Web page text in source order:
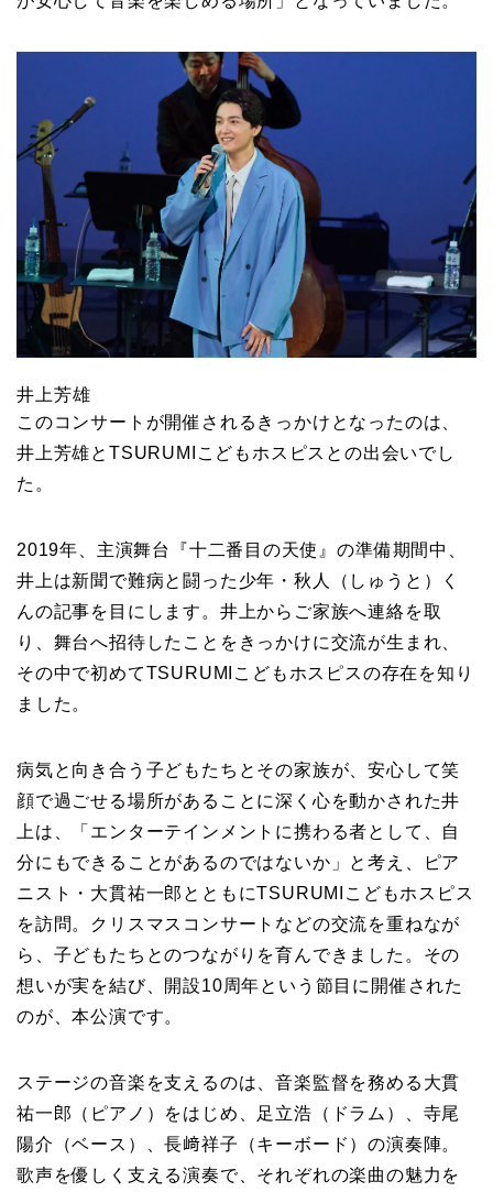
井上芳雄
このコンサートが開催されるきっかけとなったのは、
井上芳雄とTSURUMIこどもホスピスとの出会いでし
た。
2019年、主演舞台『十二番目の天使』の準備期間中、
井上は新聞で難病と闘った少年・秋人（しゅうと）く
んの記事を目にします。井上からご家族へ連絡を取
り、舞台へ招待したことをきっかけに交流が生まれ、
その中で初めてTSURUMIこどもホスピスの存在を知り
ました。
病気と向き合う子どもたちとその家族が、安心して笑
顔で過ごせる場所があることに深く心を動かされた井
上は、「エンターテインメントに携わる者として、自
分にもできることがあるのではないか」と考え、ピア
ニスト・大貫祐一郎とともにTSURUMIこどもホスピス
を訪問。クリスマスコンサートなどの交流を重ねなが
ら、子どもたちとのつながりを育んできました。その
想いが実を結び、開設10周年という節目に開催された
のが、本公演です。
ステージの音楽を支えるのは、音楽監督を務める大貫
祐一郎（ピアノ）をはじめ、足立浩（ドラム）、寺尾
陽介（ベース）、長﨑祥子（キーボード）の演奏陣。
歌声を優しく支える演奏で、それぞれの楽曲の魅力を